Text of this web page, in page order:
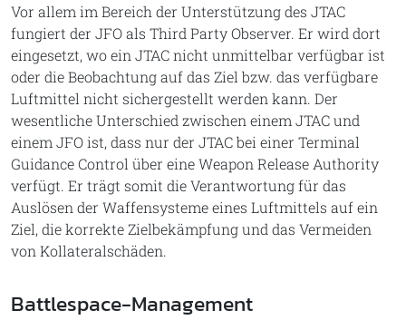
Vor allem im Bereich der Unterstützung des JTAC
fungiert der JFO als Third Party Observer. Er wird dort
eingesetzt, wo ein JTAC nicht unmittelbar verfügbar ist
oder die Beobachtung auf das Ziel bzw. das verfügbare
Luftmittel nicht sichergestellt werden kann. Der
wesentliche Unterschied zwischen einem JTAC und
einem JFO ist, dass nur der JTAC bei einer Terminal
Guidance Control über eine Weapon Release Authority
verfügt. Er trägt somit die Verantwortung für das
Auslösen der Waffensysteme eines Luftmittels auf ein
Ziel, die korrekte Zielbekämpfung und das Vermeiden
von Kollateralschäden.
Battlespace-Management